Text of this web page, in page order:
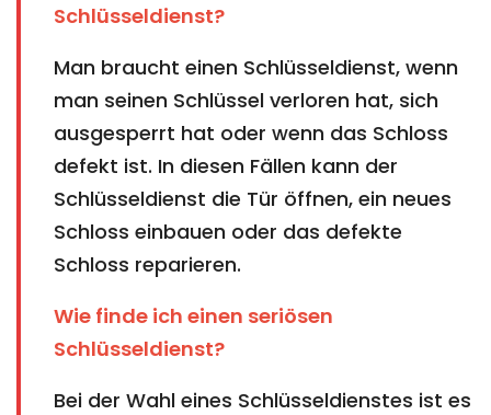
Schlüsseldienst?
Man braucht einen Schlüsseldienst, wenn
man seinen Schlüssel verloren hat, sich
ausgesperrt hat oder wenn das Schloss
defekt ist. In diesen Fällen kann der
Schlüsseldienst die Tür öffnen, ein neues
Schloss einbauen oder das defekte
Schloss reparieren.
Wie finde ich einen seriösen
Schlüsseldienst?
Bei der Wahl eines Schlüsseldienstes ist es